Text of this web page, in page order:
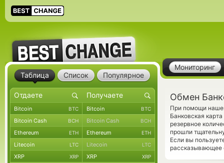
Мониторинг
Обмен
При помощи
Банковская
резервное
прошли
Если вы
рассказывающее
Таблица Список Популярное
Bitcoin BTC Bitcoin BTC
Bitcoin Cash BCH Bitcoin Cash BCH
Ethereum ETH Ethereum ETH
Litecoin LTC Litecoin LTC
XRP XRP XRP XRP